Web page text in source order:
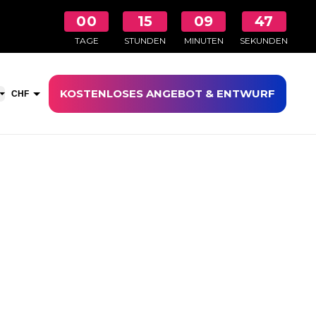
00
TAGE
15
STUNDEN
09
MINUTEN
46
SEKUNDEN
öffnen
CHF KOSTENLOSES ANGEBOT & ENTWURF